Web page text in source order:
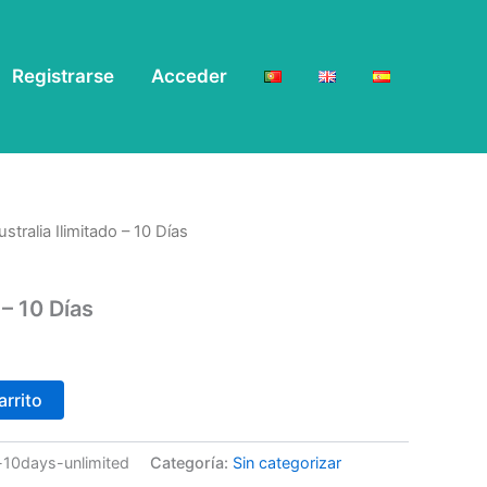
Registrarse Acceder
Ilimitado – 10 Días
10 Días
unlimited Categoría: Sin categorizar